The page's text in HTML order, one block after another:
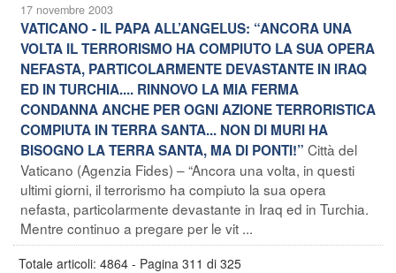
17 novembre 2003
VATICANO - IL PAPA ALL’ANGELUS: “ANCORA UNA
VOLTA IL TERRORISMO HA COMPIUTO LA SUA OPERA
NEFASTA, PARTICOLARMENTE DEVASTANTE IN IRAQ
ED IN TURCHIA.... RINNOVO LA MIA FERMA
CONDANNA ANCHE PER OGNI AZIONE TERRORISTICA
COMPIUTA IN TERRA SANTA... NON DI MURI HA
BISOGNO LA TERRA SANTA, MA DI PONTI!” Città del
Vaticano (Agenzia Fides) – “Ancora una volta, in questi
ultimi giorni, il terrorismo ha compiuto la sua opera
nefasta, particolarmente devastante in Iraq ed in Turchia.
Mentre continuo a pregare per le vit ...
Totale articoli: 4864 - Pagina 311 di 325